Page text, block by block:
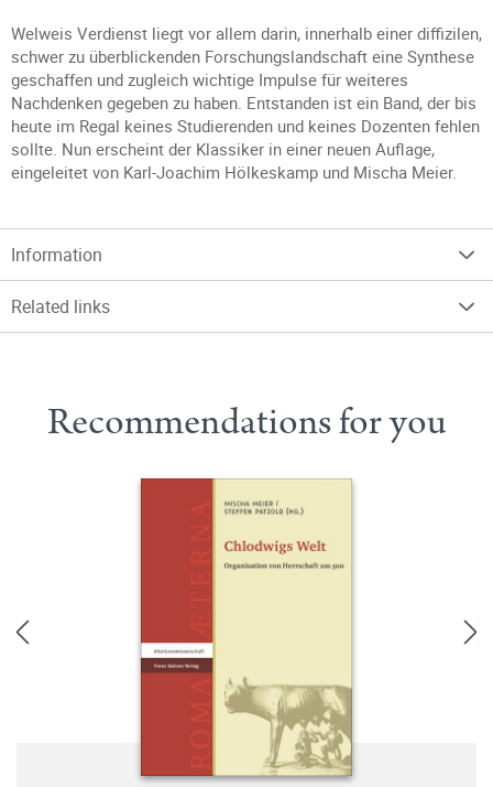
Welweis Verdienst liegt vor allem darin, innerhalb einer diffizilen,
schwer zu überblickenden Forschungslandschaft eine Synthese
geschaffen und zugleich wichtige Impulse für weiteres
Nachdenken gegeben zu haben. Entstanden ist ein Band, der bis
heute im Regal keines Studierenden und keines Dozenten fehlen
sollte. Nun erscheint der Klassiker in einer neuen Auflage,
eingeleitet von Karl-Joachim Hölkeskamp und Mischa Meier.
Information
Related links
Recommendations for you